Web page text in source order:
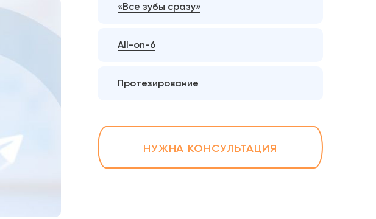
«Все зубы сразу»
All-on-6
Протезирование
НУЖНА КОНСУЛЬТАЦИЯ